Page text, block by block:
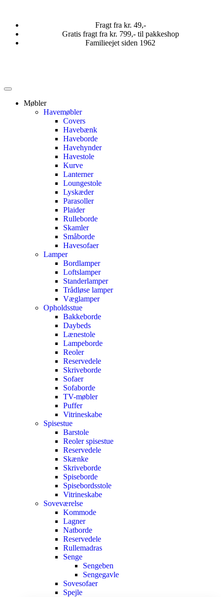
Fragt fra kr. 49,-
Gratis fragt fra kr. 799,- til pakkeshop
Familieejet siden 1962
Møbler
Havemøbler
Covers
Havebænk
Haveborde
Havehynder
Havestole
Kurve
Lanterner
Loungestole
Lyskæder
Parasoller
Plaider
Rulleborde
Skamler
Småborde
Havesofaer
Lamper
Bordlamper
Loftslamper
Standerlamper
Trådløse lamper
Væglamper
Opholdsstue
Bakkeborde
Daybeds
Lænestole
Lampeborde
Reoler
Reservedele
Skriveborde
Sofaer
Sofaborde
TV-møbler
Puffer
Vitrineskabe
Spisestue
Barstole
Reoler spisestue
Reservedele
Skænke
Skriveborde
Spiseborde
Spisebordsstole
Vitrineskabe
Soveværelse
Kommode
Lagner
Natborde
Reservedele
Rullemadras
Senge
Sengeben
Sengegavle
Sovesofaer
Spejle